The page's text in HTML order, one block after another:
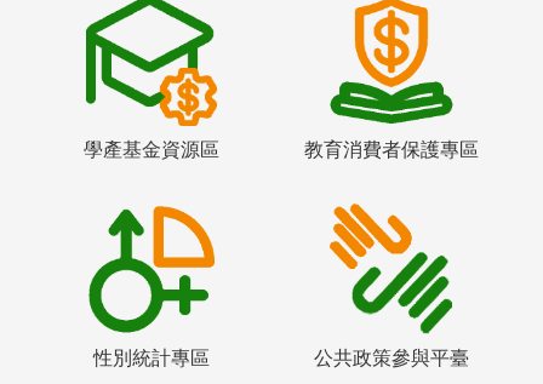
學產基金資源區 教育消費者保護專區
性別統計專區 公共政策參與平臺